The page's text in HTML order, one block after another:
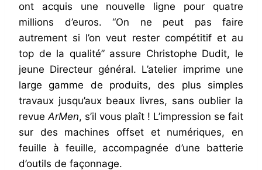
ont acquis une nouvelle ligne pour quatre
millions d’euros. “On ne peut pas faire
autrement si l’on veut rester compétitif et au
top de la qualité” assure Christophe Dudit, le
jeune Directeur général. L’atelier imprime une
large gamme de produits, des plus simples
travaux jusqu’aux beaux livres, sans oublier la
revueArMen, s’il vous plaît ! L’impression se fait
sur des machines offset et numériques, en
feuille à feuille, accompagnée d’une batterie
d’outils de façonnage.